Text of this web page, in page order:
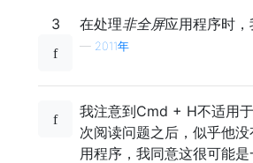
3 在处理非全屏应用程序时
— 2011年
我注意到Cmd + H不适用
次阅读问题之后，似乎他
用程序，我同意这很可能